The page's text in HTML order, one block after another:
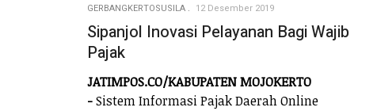
GERBANGKERTOSUSILA 12 Desember 2019
Sipanjol Inovasi Pelayanan Bagi Wajib
Pajak
JATIMPOS.CO/KABUPATEN MOJOKERTO
-Sistem Informasi Pajak Daerah Online